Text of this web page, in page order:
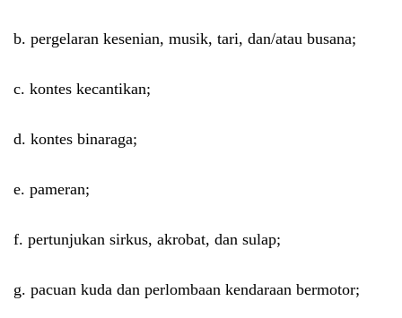
b. pergelaran kesenian, musik, tari, dan/atau busana;
c. kontes kecantikan;
d. kontes binaraga;
e. pameran;
f. pertunjukan sirkus, akrobat, dan sulap;
g. pacuan kuda dan perlombaan kendaraan bermotor;